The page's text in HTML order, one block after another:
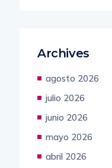
Archives
agosto 2026
julio 2026
junio 2026
mayo 2026
abril 2026